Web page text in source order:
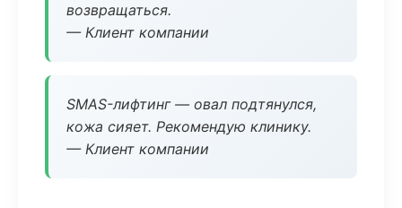
возвращаться.
— Клиент компании
SMAS-лифтинг — овал подтянулся,
кожа сияет. Рекомендую клинику.
— Клиент компании